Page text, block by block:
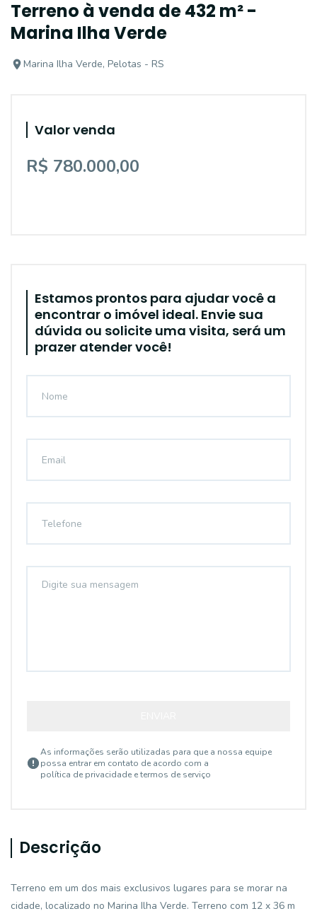
Terreno à venda de 432 m² -
Marina Ilha Verde
Marina Ilha Verde, Pelotas - RS
Valor venda
R$ 780.000,00
Estamos prontos para ajudar você a
encontrar o imóvel ideal. Envie sua
dúvida ou solicite uma visita, será um
prazer atender você!
As informações serão utilizadas para que a nossa equipe
possa entrar em contato de acordo com a
política de privacidade e termos de serviço
Descrição
Terreno em um dos mais exclusivos lugares para se morar na
cidade, localizado no Marina Ilha Verde. Terreno com 12 x 36 m